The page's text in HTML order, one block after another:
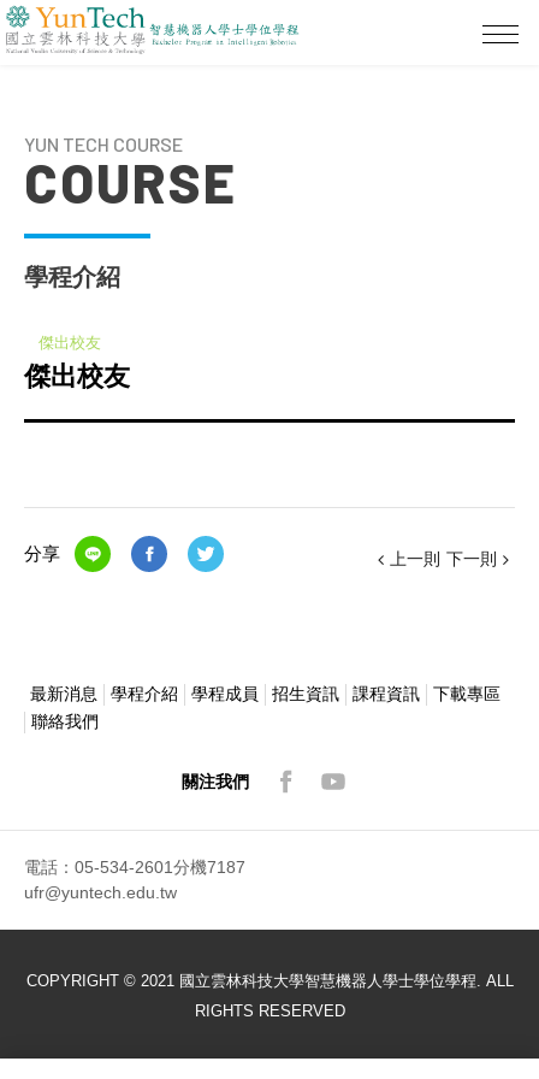
YUN TECH COURSE
COURSE
學程介紹
傑出校友
傑出校友
分享 上一則 下一則
最新消息 學程介紹 學程成員 招生資訊 課程資訊
下載專區
聯絡我們
關注我們
電話：05-534-2601分機7187
ufr@yuntech.edu.tw
COPYRIGHT © 2021 國立雲林科技大學智慧機器人學士學位學程. ALL
RIGHTS RESERVED